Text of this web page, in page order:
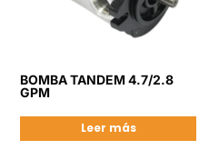
BOMBA TANDEM 4.7/2.8
GPM
Leer más